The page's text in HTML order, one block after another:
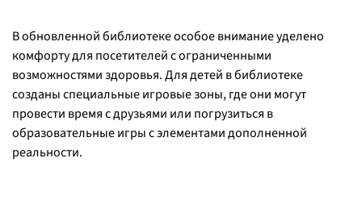
В обновленной библиотеке особое внимание уделено
комфорту для посетителей с ограниченными
возможностями здоровья. Для детей в библиотеке
созданы специальные игровые зоны, где они могут
провести время с друзьями или погрузиться в
образовательные игры с элементами дополненной
реальности.